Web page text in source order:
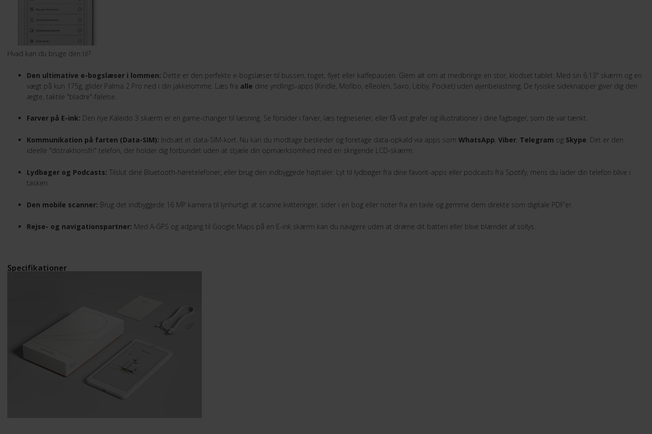
Hvad kan du bruge den til?
Den ultimative e-bogslæser i lommen: Dette er den perfekte e-bogslæser til bussen, toget, flyet eller kaffepausen. Glem alt om at medbringe en stor, klodset tablet. Med sin 6.13" skærm og en
vægt på kun 175g, glider Palma 2 Pro ned i din jakkelomme. Læs fra alle dine yndlings-apps (Kindle, Mofibo, eReolen, Saxo, Libby, Pocket) uden øjenbelastning. De fysiske sideknapper giver dig den
ægte, taktile "bladre"-følelse.
Farver på E-ink: Den nye Kaleido 3 skærm er en game-changer til læsning. Se forsider i farver, læs tegneserier, eller få vist grafer og illustrationer i dine fagbøger, som de var tænkt.
Kommunikation på farten (Data-SIM): Indsæt et data-SIM-kort. Nu kan du modtage beskeder og foretage data-opkald via apps som WhatsApp, Viber, Telegram og Skype. Det er den
ideelle "distraktionsfri" telefon, der holder dig forbundet uden at stjæle din opmærksomhed med en skrigende LCD-skærm.
Lydbøger og Podcasts: Tilslut dine Bluetooth-høretelefoner, eller brug den indbyggede højttaler. Lyt til lydbøger fra dine favorit-apps eller podcasts fra Spotify, mens du lader din telefon blive i
tasken.
Den mobile scanner: Brug det indbyggede 16 MP kamera til lynhurtigt at scanne kvitteringer, sider i en bog eller noter fra en tavle og gemme dem direkte som digitale PDF'er.
Rejse- og navigationspartner: Med A-GPS og adgang til Google Maps på en E-ink skærm kan du navigere uden at dræne dit batteri eller blive blændet af sollys.
Specifikationer